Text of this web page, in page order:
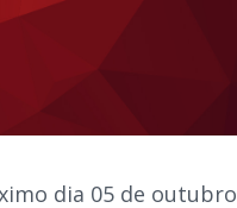
dia 05 de